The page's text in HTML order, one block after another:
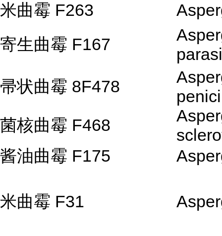
米曲霉 F263
寄生曲霉 F167
帚状曲霉 8F478
菌核曲霉 F468
酱油曲霉 F175
米曲霉 F31